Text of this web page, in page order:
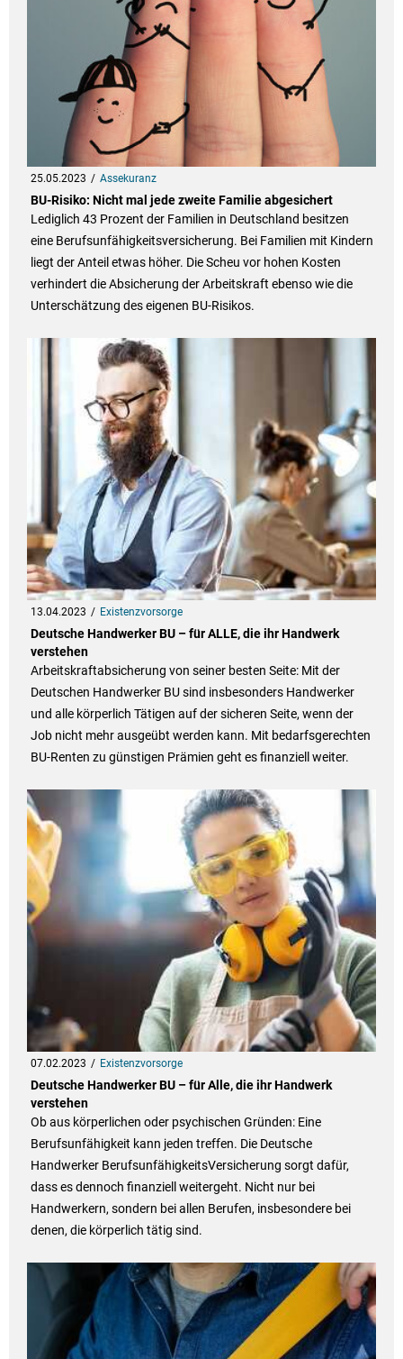
25.05.2023 Assekuranz
BU-Risiko: Nicht mal jede zweite Familie abgesichert
Lediglich 43 Prozent der Familien in Deutschland besitzen
eine Berufsunfähigkeitsversicherung. Bei Familien mit Kindern
liegt der Anteil etwas höher. Die Scheu vor hohen Kosten
verhindert die Absicherung der Arbeitskraft ebenso wie die
Unterschätzung des eigenen BU-Risikos.
13.04.2023 Existenzvorsorge
Deutsche Handwerker BU – für ALLE, die ihr Handwerk
verstehen
Arbeitskraftabsicherung von seiner besten Seite: Mit der
Deutschen Handwerker BU sind insbesonders Handwerker
und alle körperlich Tätigen auf der sicheren Seite, wenn der
Job nicht mehr ausgeübt werden kann. Mit bedarfsgerechten
BU-Renten zu günstigen Prämien geht es finanziell weiter.
07.02.2023 Existenzvorsorge
Deutsche Handwerker BU – für Alle, die ihr Handwerk
verstehen
Ob aus körperlichen oder psychischen Gründen: Eine
Berufsunfähigkeit kann jeden treffen. Die Deutsche
Handwerker BerufsunfähigkeitsVersicherung sorgt dafür,
dass es dennoch finanziell weitergeht. Nicht nur bei
Handwerkern, sondern bei allen Berufen, insbesondere bei
denen, die körperlich tätig sind.